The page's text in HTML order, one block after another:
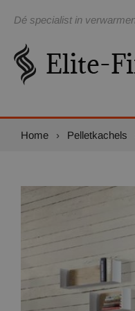
Dé specialist in
Home › Pelletkachels